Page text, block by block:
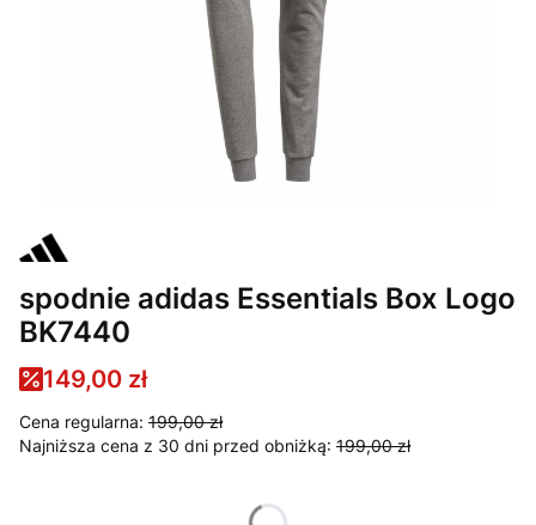
spodnie adidas Essentials Box Logo
BK7440
149,00 zł
Cena regularna: 199,00 zł
Najniższa cena z 30 dni przed obniżką: 199,00 zł